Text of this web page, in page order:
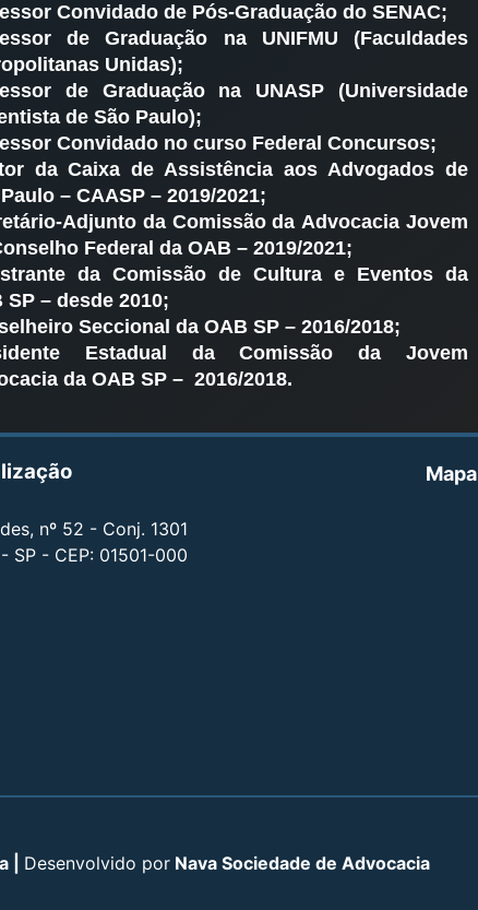
Convidado de Pós-Graduação do SENAC;
de Graduação na UNIFMU (Faculdades
Unidas);
de Graduação na UNASP (Universidade
de São Paulo);
Convidado no curso Federal Concursos;
da Caixa de Assistência aos Advogados de
– CAASP – 2019/2021;
Adjunto da Comissão da Advocacia Jovem
Federal da OAB – 2019/2021;
da Comissão de Cultura e Eventos da
SP – desde 2010;
Seccional da OAB SP – 2016/2018;
Estadual da Comissão da Jovem
da OAB SP – 2016/2018.
nº 52 - Conj. 1301
SP - CEP: 01501-000
Mapa
| Desenvolvido por Nava Sociedade de Advocacia